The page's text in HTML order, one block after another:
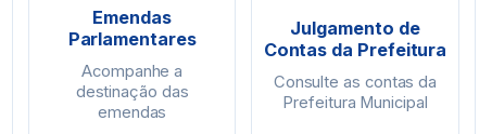
Emendas
Parlamentares
Acompanhe a
destinação das
emendas
Julgamento de
Contas da Prefeitura
Consulte as contas da
Prefeitura Municipal